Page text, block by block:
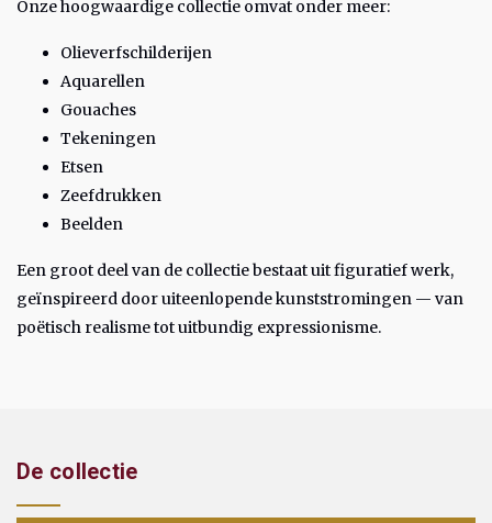
Onze hoogwaardige collectie omvat onder meer:
Olieverfschilderijen
Aquarellen
Gouaches
Tekeningen
Etsen
Zeefdrukken
Beelden
Een groot deel van de collectie bestaat uit figuratief werk,
geïnspireerd door uiteenlopende kunststromingen — van
poëtisch realisme tot uitbundig expressionisme.
De collectie